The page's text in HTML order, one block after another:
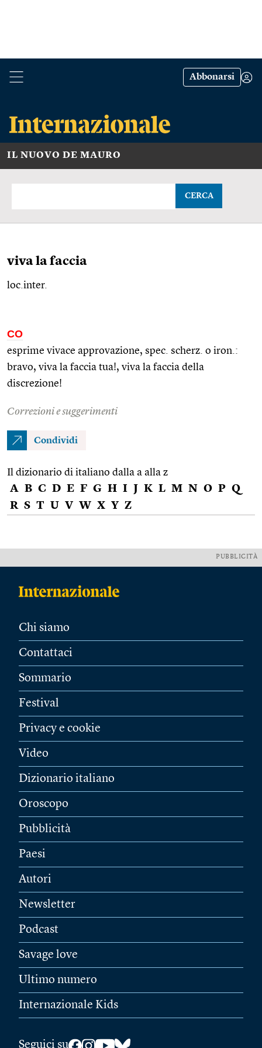
Abbonarsi
IL NUOVO DE MAURO
CERCA
viva la faccia
loc.inter.
CO
esprime vivace approvazione, spec. scherz. o iron. :
bravo, viva la faccia tua!, viva la faccia della
discrezione!
Correzioni e suggerimenti
Condividi
Il dizionario di italiano dalla a alla z
A B C D E F G H I J K L M N O P Q
R S T U V W X Y Z
PUBBLICITÀ
Chi siamo
Contattaci
Sommario
Festival
Privacy e cookie
Video
Dizionario italiano
Oroscopo
Pubblicità
Paesi
Autori
Newsletter
Podcast
Savage love
Ultimo numero
Internazionale Kids
Seguici su